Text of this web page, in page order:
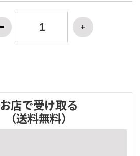
お店で受け取る
（送料無料）